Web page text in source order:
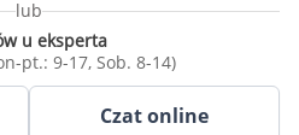
lub
u eksperta
pt.: 9-17, Sob. 8-14)
Czat online